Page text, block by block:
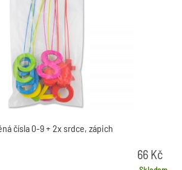
čísla 0-9 + 2x srdce, zápich
66Kč